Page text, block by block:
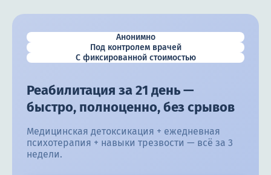
Анонимно
Под контролем врачей
С фиксированной стоимостью
Реабилитация за 21 день —
быстро, полноценно, без срывов
Медицинская детоксикация + ежедневная
психотерапия + навыки трезвости — всё за 3
недели.